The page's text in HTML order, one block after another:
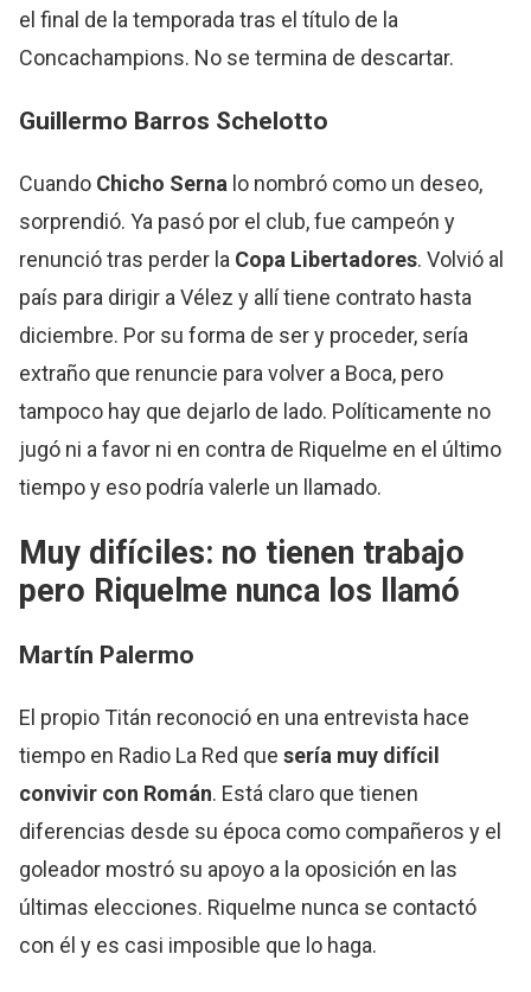
el final de la temporada tras el título de la
Concachampions. No se termina de descartar.
Guillermo Barros Schelotto
Cuando Chicho Serna lo nombró como un deseo,
sorprendió. Ya pasó por el club, fue campeón y
renunció tras perder la Copa Libertadores. Volvió al
país para dirigir a Vélez y allí tiene contrato hasta
diciembre. Por su forma de ser y proceder, sería
extraño que renuncie para volver a Boca, pero
tampoco hay que dejarlo de lado. Políticamente no
jugó ni a favor ni en contra de Riquelme en el último
tiempo y eso podría valerle un llamado.
Muy difíciles: no tienen trabajo
pero Riquelme nunca los llamó
Martín Palermo
El propio Titán reconoció en una entrevista hace
tiempo en Radio La Red quesería muy difícil
convivir con Román. Está claro que tienen
diferencias desde su época como compañeros y el
goleador mostró su apoyo a la oposición en las
últimas elecciones. Riquelme nunca se contactó
con él y es casi imposible que lo haga.